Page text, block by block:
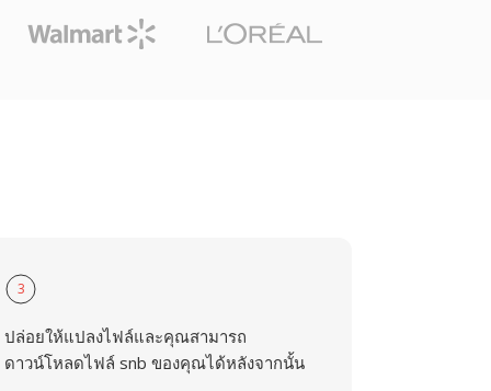
3
ปล่อยให้แปลงไฟล์และคุณสามารถ
ดาวน์โหลดไฟล์ snb ของคุณได้หลังจากนั้น